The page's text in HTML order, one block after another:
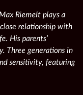
Riemelt plays a
relationship with
His parents’
Three generations in
sensitivity, featuring